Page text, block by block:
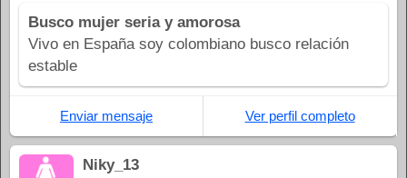
Busco mujer seria y amorosa
Vivo en España soy colombiano busco relación
estable
Enviar mensaje Ver perfil completo
Niky_13